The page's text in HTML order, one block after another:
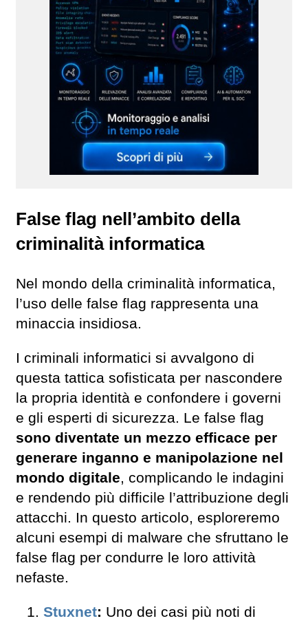
False flag nell’ambito della
criminalità informatica
Nel mondo della criminalità informatica,
l’uso delle false flag rappresenta una
minaccia insidiosa.
I criminali informatici si avvalgono di
questa tattica sofisticata per nascondere
la propria identità e confondere i governi
e gli esperti di sicurezza. Le false flag
sono diventate un mezzo efficace per
generare inganno e manipolazione nel
mondo digitale, complicando le indagini
e rendendo più difficile l’attribuzione degli
attacchi. In questo articolo, esploreremo
alcuni esempi di malware che sfruttano le
false flag per condurre le loro attività
nefaste.
Stuxnet: Uno dei casi più noti di